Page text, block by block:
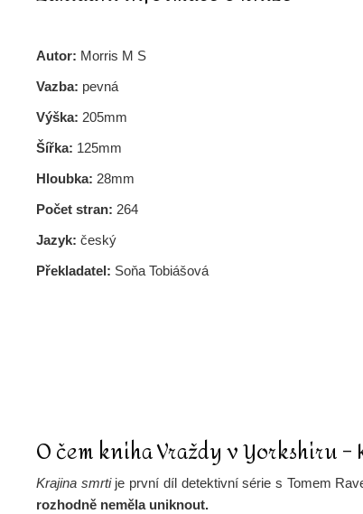
Autor: Morris M S
Vazba: pevná
Výška: 205mm
Šířka: 125mm
Hloubka: 28mm
Počet stran: 264
Jazyk: český
Překladatel: Soňa Tobiášová
O čem kniha Vraždy v Yorkshiru
Krajina smrtije první díl detektivní série s Tomem
rozhodně neměla uniknout.